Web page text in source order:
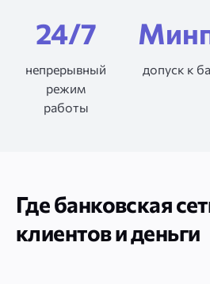
24/7
непрерывный
режим
работы
допуск к
Где банковская
клиентов и деньги